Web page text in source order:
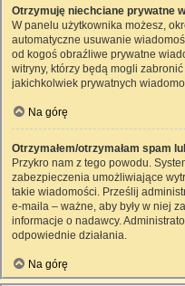
Otrzymuję niechciane prywatne
W panelu użytkownika możesz,
automatyczne usuwanie
od kogoś obraźliwe prywatne
witryny, którzy będą mogli
jakichkolwiek prywatnych
Na górę
Otrzymałem/otrzymałam spam
Przykro nam z tego powodu.
zabezpieczenia umożliwiające
takie wiadomości. Prześlij
e-maila – ważne, aby były w niej
informacje o nadawcy.
odpowiednie działania.
Na górę